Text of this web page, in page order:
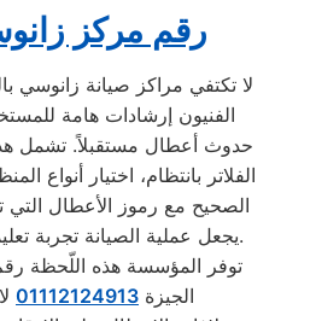
رقم مركز
لا تكتفي مراكز صيانة زانوسي
الفنيون إرشادات هامة
حدوث أعطال مستقبلاً. تشمل
الفلاتر بانتظام، اختيار أنواع
الصحيح مع رموز الأعطال
يجعل عملية الصيانة تجربة تعليمية مفيدة لربة المنزل.
توفر المؤسسة هذه اللّحظة
الجيزة 01112124913